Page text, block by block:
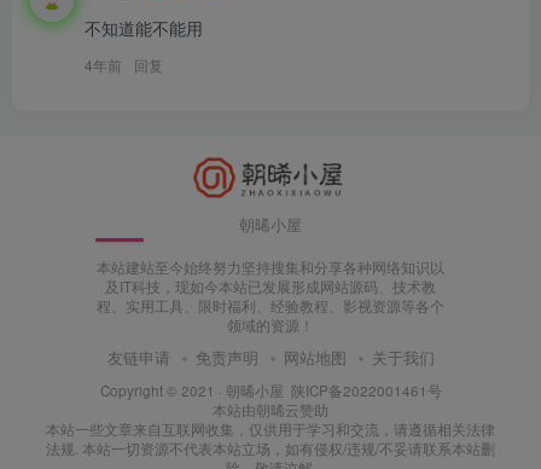
不知道能不能用
4年前 回复
朝晞小屋
本站建站至今始终努力坚持搜集和分享各种网络知识以
及IT科技，现如今本站已发展形成网站源码、技术教
程、实用工具、限时福利、经验教程、影视资源等各个
领域的资源！
友链申请 免责声明 网站地图 关于我们
Copyright © 2021 · 朝晞小屋 陕ICP备2022001461号
本站由朝晞云赞助
本站一些文章来自互联网收集，仅供用于学习和交流，请遵循相关法律
法规. 本站一切资源不代表本站立场，如有侵权/违规/不妥请联系本站删